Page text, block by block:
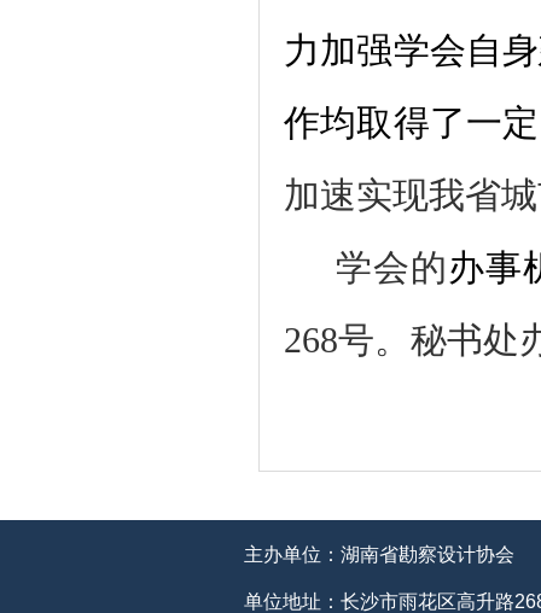
力加强学会自
作均取得了一
加速实现我省
学会的办事
268号。秘书处
主办单位：湖南省勘察设计协会
单位地址：长沙市雨花区高升路